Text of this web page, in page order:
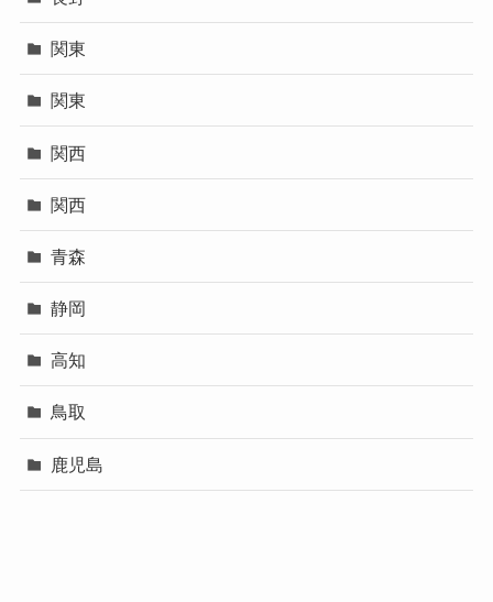
関東
関東
関西
関西
青森
静岡
高知
鳥取
鹿児島